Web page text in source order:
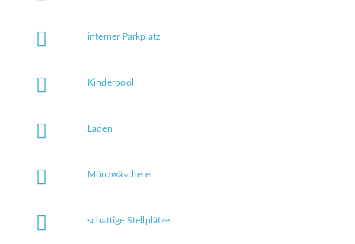
interner Parkplatz
Kinderpool
Laden
Münzwäscherei
schattige Stellplätze